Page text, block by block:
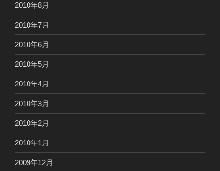
2010年8月
2010年7月
2010年6月
2010年5月
2010年4月
2010年3月
2010年2月
2010年1月
2009年12月